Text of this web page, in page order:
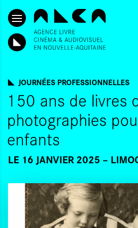
ALLER AU CONTENU
JOURNÉES PROFESSIONNELLES
150 ans de livres
photographies
enfants
LE 16 JANVIER 2025